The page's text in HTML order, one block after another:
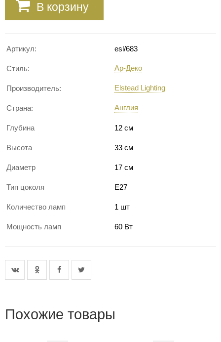
В корзину
Артикул: esl/683
Стиль: Ар-Деко
Производитель: Elstead Lighting
Страна: Англия
Глубина 12 см
Высота 33 см
Диаметр 17 см
Тип цоколя E27
Количество ламп 1 шт
Мощность ламп 60 Вт
Похожие товары